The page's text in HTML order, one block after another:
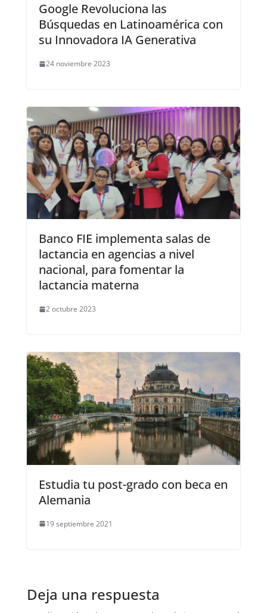
Google Revoluciona las
Búsquedas en Latinoamérica con
su Innovadora IA Generativa
24 noviembre 2023
Banco FIE implementa salas de
lactancia en agencias a nivel
nacional, para fomentar la
lactancia materna
2 octubre 2023
Estudia tu post-grado con beca en
Alemania
19 septiembre 2021
Deja una respuesta